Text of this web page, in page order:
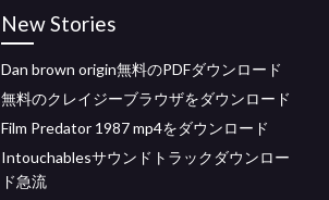
New Stories
Dan brown origin無料のPDFダウンロード
無料のクレイジーブラウザをダウンロード
Film Predator 1987 mp4をダウンロード
Intouchablesサウンドトラックダウンロー
ド急流